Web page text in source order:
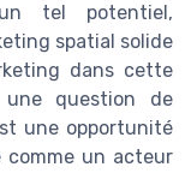
tel potentiel,
spatial solide
dans cette
question de
une opportunité
comme un acteur